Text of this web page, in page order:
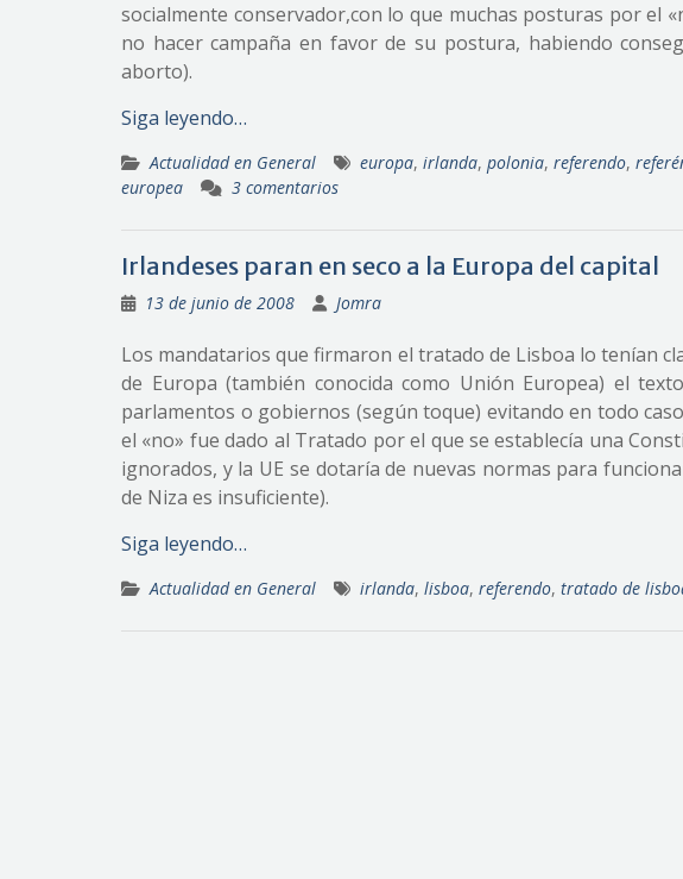
socialmente conservador,con lo que muchas posturas por el
no hacer campaña en favor de su postura, habiendo
aborto).
Siga leyendo…
Actualidad en General europa, irlanda, polonia, referendo,
europea
3 comentarios
Irlandeses paran en seco a la Europa del capital
13 de junio de 2008 Jomra
Los mandatarios que firmaron el tratado de Lisboa lo tenían
de Europa (también conocida como Unión Europea) el
parlamentos o gobiernos (según toque) evitando en todo
el «no» fue dado al Tratado por el que se establecía una
ignorados, y la UE se dotaría de nuevas normas para
de Niza es insuficiente).
Siga leyendo…
Actualidad en General irlanda, lisboa, referendo, tratado de